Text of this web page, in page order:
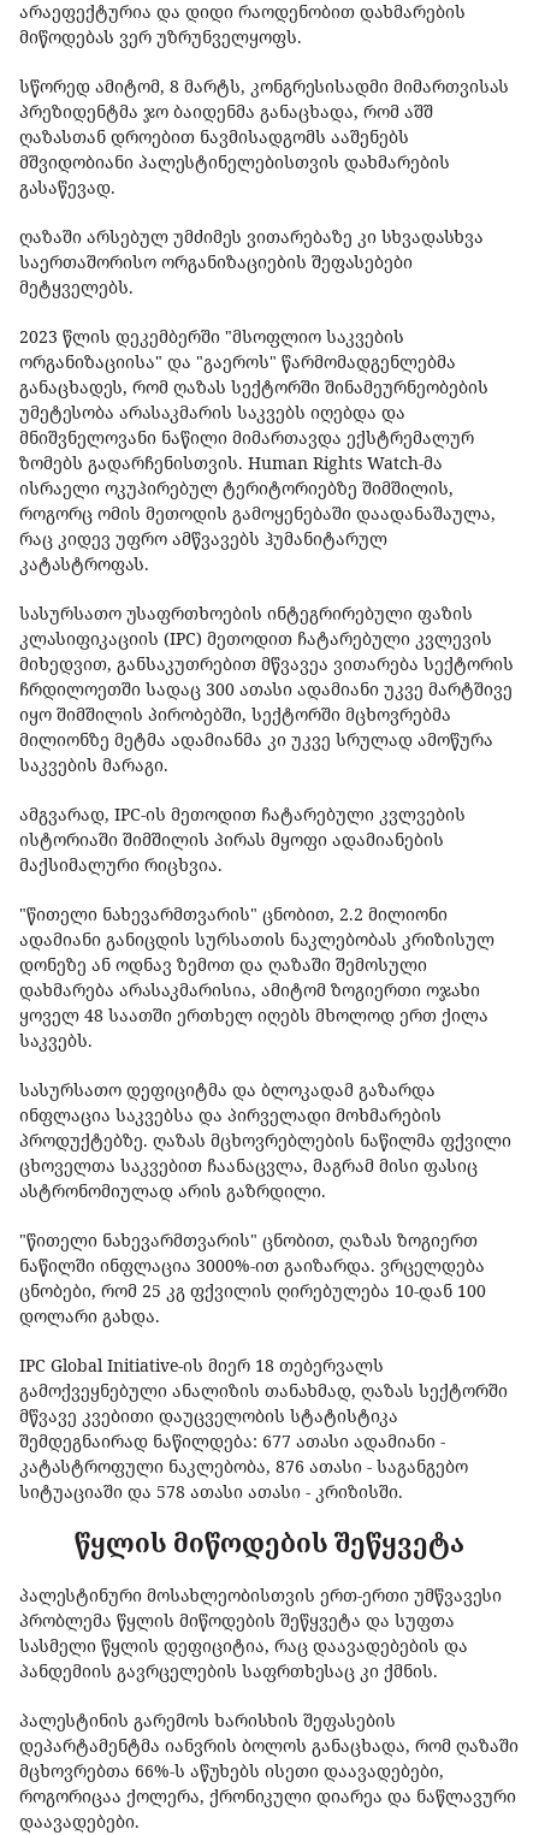
არაეფექტურია და დიდი რაოდენობით დახმარების
მიწოდებას ვერ უზრუნველყოფს.
სწორედ ამიტომ, 8 მარტს, კონგრესისადმი მიმართვისას
პრეზიდენტმა ჯო ბაიდენმა განაცხადა, რომ აშშ
ღაზასთან დროებით ნავმისადგომს ააშენებს
მშვიდობიანი პალესტინელებისთვის დახმარების
გასაწევად.
ღაზაში არსებულ უმძიმეს ვითარებაზე კი სხვადასხვა
საერთაშორისო ორგანიზაციების შეფასებები
მეტყველებს.
2023 წლის დეკემბერში "მსოფლიო საკვების
ორგანიზაციისა" და "გაეროს" წარმომადგენლებმა
განაცხადეს, რომ ღაზას სექტორში შინამეურნეობების
უმეტესობა არასაკმარის საკვებს იღებდა და
მნიშვნელოვანი ნაწილი მიმართავდა ექსტრემალურ
ზომებს გადარჩენისთვის. Human Rights Watch-მა
ისრაელი ოკუპირებულ ტერიტორიებზე შიმშილის,
როგორც ომის მეთოდის გამოყენებაში დაადანაშაულა,
რაც კიდევ უფრო ამწვავებს ჰუმანიტარულ
კატასტროფას.
სასურსათო უსაფრთხოების ინტეგრირებული ფაზის
კლასიფიკაციის (IPC) მეთოდით ჩატარებული კვლევის
მიხედვით, განსაკუთრებით მწვავეა ვითარება სექტორის
ჩრდილოეთში სადაც 300 ათასი ადამიანი უკვე მარტშივე
იყო შიმშილის პირობებში, სექტორში მცხოვრებმა
მილიონზე მეტმა ადამიანმა კი უკვე სრულად ამოწურა
საკვების მარაგი.
ამგვარად, IPC-ის მეთოდით ჩატარებული კვლვების
ისტორიაში შიმშილის პირას მყოფი ადამიანების
მაქსიმალური რიცხვია.
"წითელი ნახევარმთვარის" ცნობით, 2.2 მილიონი
ადამიანი განიცდის სურსათის ნაკლებობას კრიზისულ
დონეზე ან ოდნავ ზემოთ და ღაზაში შემოსული
დახმარება არასაკმარისია, ამიტომ ზოგიერთი ოჯახი
ყოველ 48 საათში ერთხელ იღებს მხოლოდ ერთ ქილა
საკვებს.
სასურსათო დეფიციტმა და ბლოკადამ გაზარდა
ინფლაცია საკვებსა და პირველადი მოხმარების
პროდუქტებზე. ღაზას მცხოვრებლების ნაწილმა ფქვილი
ცხოველთა საკვებით ჩაანაცვლა, მაგრამ მისი ფასიც
ასტრონომიულად არის გაზრდილი.
"წითელი ნახევარმთვარის" ცნობით, ღაზას ზოგიერთ
ნაწილში ინფლაცია 3000%-ით გაიზარდა. ვრცელდება
ცნობები, რომ 25 კგ ფქვილის ღირებულება 10-დან 100
დოლარი გახდა.
IPC Global Initiative-ის მიერ 18 თებერვალს
გამოქვეყნებული ანალიზის თანახმად, ღაზას სექტორში
მწვავე კვებითი დაუცველობის სტატისტიკა
შემდეგნაირად ნაწილდება: 677 ათასი ადამიანი -
კატასტროფული ნაკლებობა, 876 ათასი - საგანგებო
სიტუაციაში და 578 ათასი ათასი - კრიზისში.
წყლის მიწოდების შეწყვეტა
პალესტინური მოსახლეობისთვის ერთ-ერთი უმწვავესი
პრობლემა წყლის მიწოდების შეწყვეტა და სუფთა
სასმელი წყლის დეფიციტია, რაც დაავადებების და
პანდემიის გავრცელების საფრთხესაც კი ქმნის.
პალესტინის გარემოს ხარისხის შეფასების
დეპარტამენტმა იანვრის ბოლოს განაცხადა, რომ ღაზაში
მცხოვრებთა 66%-ს აწუხებს ისეთი დაავადებები,
როგორიცაა ქოლერა, ქრონიკული დიარეა და ნაწლავური
დაავადებები.